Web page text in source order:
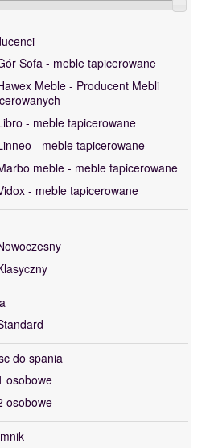
Sofa - meble tapicerowane
Meble - Producent Mebli
- meble tapicerowane
- meble tapicerowane
meble - meble tapicerowane
- meble tapicerowane
do spania
osobowe
osobowe